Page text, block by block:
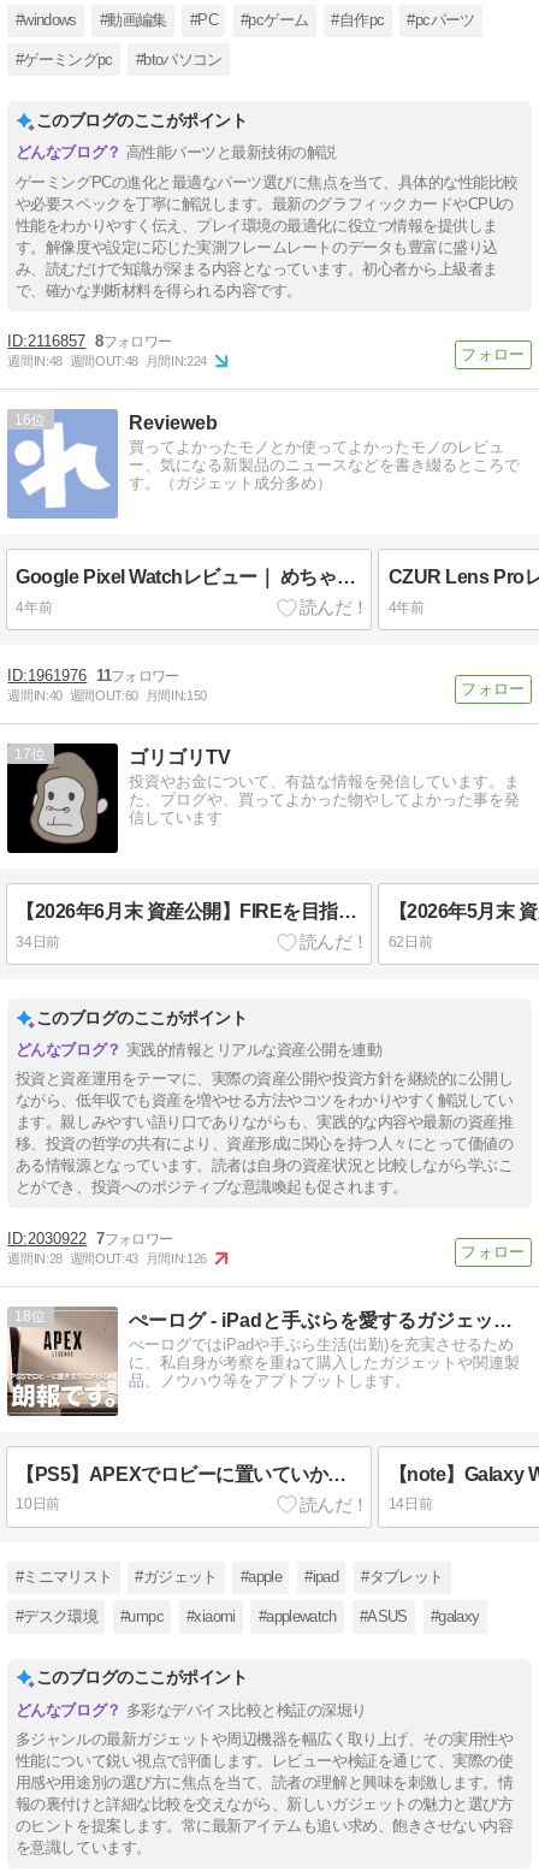
#windows #動画編集 #PC #pcゲーム #自作pc #pcパーツ
#ゲーミングpc #btoパソコン
このブログのここがポイント
高性能パーツと最新技術の解説
ゲーミングPCの進化と最適なパーツ選びに焦点を当て、具体的な性能比較
や必要スペックを丁寧に解説します。最新のグラフィックカードやCPUの
性能をわかりやすく伝え、プレイ環境の最適化に役立つ情報を提供しま
す。解像度や設定に応じた実測フレームレートのデータも豊富に盛り込
み、読むだけで知識が深まる内容となっています。初心者から上級者ま
で、確かな判断材料を得られる内容です。
2116857 8
週間IN:48 週間OUT:48 月間IN:224
16 Revieweb
買ってよかったモノとか使ってよかったモノのレビュ
ー、気になる新製品のニュースなどを書き綴るところで
す。（ガジェット成分多め）
Google Pixel Watchレビュー｜ めちゃかわデザインでなんかいい感じのスマートウォッチ
4年前 4年前
1961976 11
週間IN:40 週間OUT:60 月間IN:150
17 ゴリゴリTV
投資やお金について、有益な情報を発信しています。ま
た、ブログや、買ってよかった物やしてよかった事を発
信しています
【2026年6月末 資産公開】FIREを目指す低年収夫婦の下剋上物語【資産4,100万円突破】
34日前 62日前
このブログのここがポイント
実践的情報とリアルな資産公開を連動
投資と資産運用をテーマに、実際の資産公開や投資方針を継続的に公開し
ながら、低年収でも資産を増やせる方法やコツをわかりやすく解説してい
ます。親しみやすい語り口でありながらも、実践的な内容や最新の資産推
移、投資の哲学の共有により、資産形成に関心を持つ人々にとって価値の
ある情報源となっています。読者は自身の資産状況と比較しながら学ぶこ
とができ、投資へのポジティブな意識喚起も促されます。
2030922 7
週間IN:28 週間OUT:43 月間IN:126
18 ぺーログ - iPadと手ぶらを愛するガジェットブログ
ぺーログではiPadや手ぶら生活(出勤)を充実させるため
に、私自身が考察を重ねて購入したガジェットや関連製
品、ノウハウ等をアプトプットします。
【PS5】APEXでロビーに置いていかれる原因はNURO光｜Deco X50＋レンタルVPSで解決
10日前 14日前
#ミニマリスト #ガジェット #apple #ipad #タブレット
#デスク環境 #umpc #xiaomi #applewatch #ASUS #galaxy
このブログのここがポイント
多彩なデバイス比較と検証の深堀り
多ジャンルの最新ガジェットや周辺機器を幅広く取り上げ、その実用性や
性能について鋭い視点で評価します。レビューや検証を通じて、実際の使
用感や用途別の選び方に焦点を当て、読者の理解と興味を刺激します。情
報の裏付けと詳細な比較を交えながら、新しいガジェットの魅力と選び方
のヒントを提案します。常に最新アイテムも追い求め、飽きさせない内容
を意識しています。